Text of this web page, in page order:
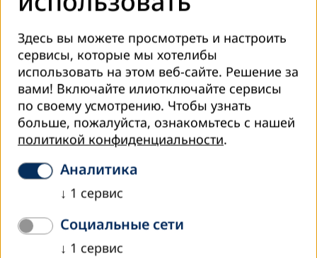
расширению экспертизы, улучшение рамочных
Через реализациюпроектов, которые делают
потенциал ООВ заметным, для достижения
долгосрочного успеха в этой области в сотрудничестве с
нашими партнерскими организациями
предпринимаются попытки улучшить законодательные
и финансовые условия для ООВ путем поддержки и
предоставления консультационных услуг
государственным органам. Параллельно мы
поддерживаем наших партнеров, в основном
представляющих гражданское общество, занимаясь их
организационным развитием и повышением
профессионального уровня.
Здесь вы можете просмотреть и настроить
сервисы, которые мы хотелибы
использовать на этом веб-сайте. Решение за
вами! Включайте илиотключайте сервисы
по своему усмотрению. Чтобы узнать
больше, пожалуйста, ознакомьтесь с нашей
политикой конфиденциальности.
Аналитика
↓ 1 сервис
Социальные сети
↓ 1 сервис